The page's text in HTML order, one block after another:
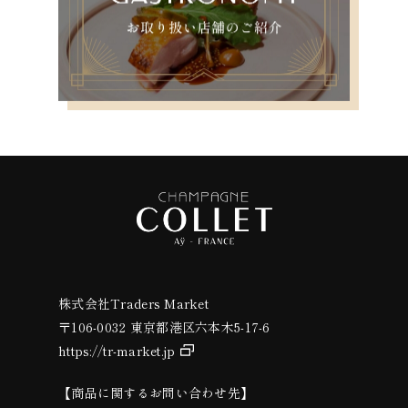
株式会社Traders Market
〒106-0032 東京都港区六本木5-17-6
https://tr-market.jp
【商品に関するお問い合わせ先】